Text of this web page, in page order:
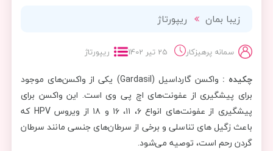
زیبا بمان ریپورتاژ
سمانه پرهیزکار 25 تیر 1402 ریپورتاژ
چکیده :
واکسن گارداسیل (Gardasil) یکی از واکسن‌های موجود
برای پیشگیری از عفونت‌های اچ پی وی است. این واکسن برای
پیشگیری از عفونت‌های انواع ۶، ۱۱، ۱۶ و ۱۸ از ویروس HPV که
باعث زگیل های تناسلی و برخی از سرطان‌های جنسی مانند سرطان
گردن رحم است، توصیه می‌شود.